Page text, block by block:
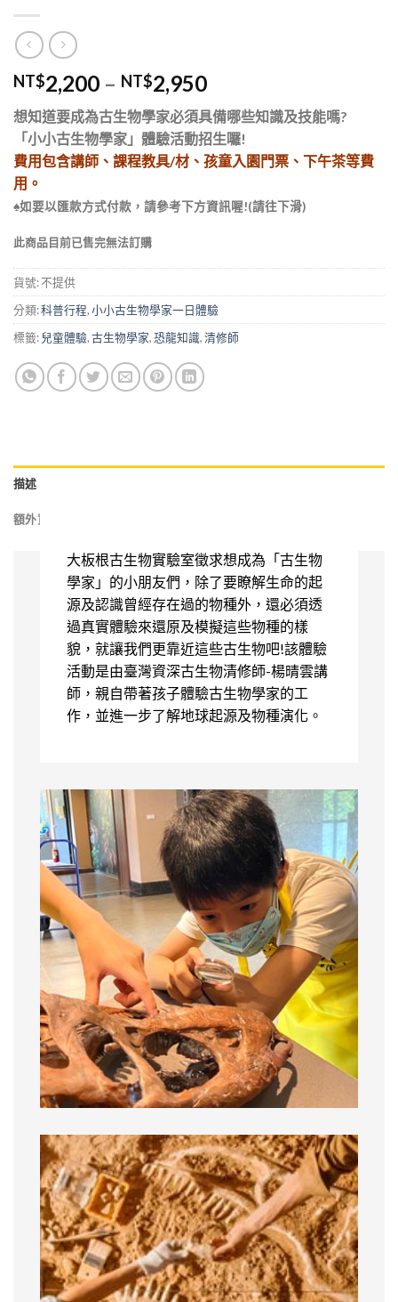
NT$2,200 – NT$2,950價
格
範
圍：
NT$2,200
NT$2,950
想知道要成為古生物學家必須具備哪些知識及技能嗎?
「小小古生物學家」體驗活動招生囉!
費用包含講師、課程教具/材、孩童入園門票、下午茶等費
用。
♠如要以匯款方式付款，請參考下方資訊喔!(請往下滑)
此商品目前已售完無法訂購
貨號:不提供
分類:科普行程,小小古生物學家一日體驗
標籤: 兒童體驗,古生物學家,恐龍知識,清修師
描述
額外資訊
大板根古生物實驗室徵求想成為「古生物
學家」的小朋友們，除了要瞭解生命的起
源及認識曾經存在過的物種外，還必須透
過真實體驗來還原及模擬這些物種的樣
貌，就讓我們更靠近這些古生物吧!該體驗
活動是由臺灣資深古生物清修師-楊晴雲講
師，親自帶著孩子體驗古生物學家的工
作，並進一步了解地球起源及物種演化。